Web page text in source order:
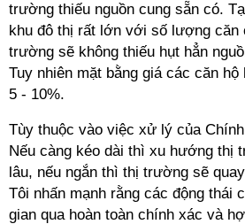
trường thiếu nguồn cung sẵn có.
khu đô thị rất lớn với số lượng căn
trường sẽ không thiếu hụt hẳn
Tuy nhiên mặt bằng giá các căn
5 - 10%.
Tùy thuộc vào việc xử lý của
Nếu càng kéo dài thì xu hướng thị
lâu, nếu ngắn thì thị trường sẽ
Tôi nhấn mạnh rằng các động thái
gian qua hoàn toàn chính xác và